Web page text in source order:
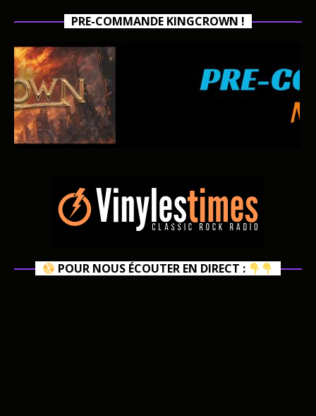
PRE-COMMANDE KINGCROWN !
POUR NOUS ÉCOUTER EN DIRECT :